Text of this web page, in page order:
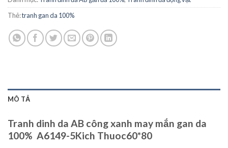
Thẻ:tranh gan da 100%
MÔ TẢ
Tranh dinh da AB công xanh may mắn gan da
100% A6149-5Kich Thuoc60*80